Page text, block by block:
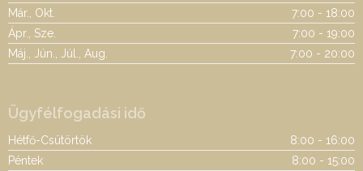
Már., Okt.
7:00 - 18:00
Ápr., Sze.
7:00 - 19:00
Máj., Jún., Júl., Aug.
7:00 - 20:00
Ügyfélfogadási idő
Hétfő-Csütörtök
8:00 - 16:00
Péntek
8:00 - 15:00